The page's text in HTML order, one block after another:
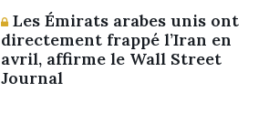
Les Émirats arabes unis ont
directement frappé l’Iran en
avril, affirme le Wall Street
Journal